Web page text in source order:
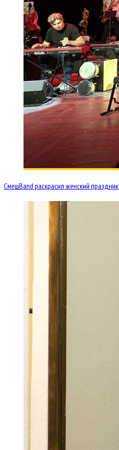
СмешBand раскрасил женский праздник